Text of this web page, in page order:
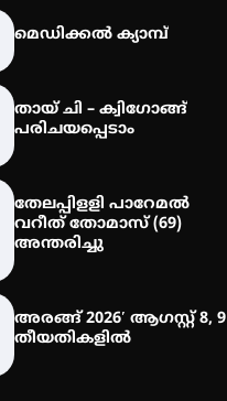
മെഡിക്കൽ ക്യാമ്പ്
തായ് ചി – ക്വിഗോങ്ങ്
പരിചയപ്പെടാം
തേലപ്പിളളി പാറേമൽ
വറീത് തോമാസ് (69)
അന്തരിച്ചു
അരങ്ങ് 2026′ ആഗസ്റ്റ് 8, 9
തീയതികളിൽ